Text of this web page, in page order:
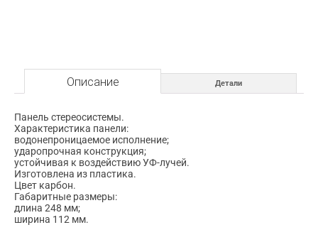
Описание Детали
Панель стереосистемы.
Характеристика панели:
водонепроницаемое исполнение;
ударопрочная конструкция;
устойчивая к воздействию УФ-лучей.
Изготовлена из пластика.
Цвет карбон.
Габаритные размеры:
длина 248 мм;
ширина 112 мм.